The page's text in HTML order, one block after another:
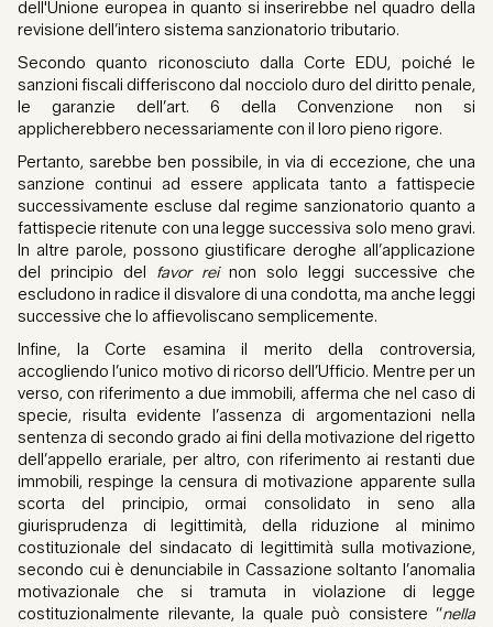
dell'Unione europea in quanto si inserirebbe nel quadro della
revisione dell’intero sistema sanzionatorio tributario.
Secondo quanto riconosciuto dalla Corte EDU, poiché le
sanzioni fiscali differiscono dal nocciolo duro del diritto penale,
le garanzie dell’art. 6 della Convenzione non si
applicherebbero necessariamente con il loro pieno rigore.
Pertanto, sarebbe ben possibile, in via di eccezione, che una
sanzione continui ad essere applicata tanto a fattispecie
successivamente escluse dal regime sanzionatorio quanto a
fattispecie ritenute con una legge successiva solo meno gravi.
In altre parole, possono giustificare deroghe all’applicazione
del principio del favor reinon solo leggi successive che
escludono in radice il disvalore di una condotta, ma anche leggi
successive che lo affievoliscano semplicemente.
Infine, la Corte esamina il merito della controversia,
accogliendo l’unico motivo di ricorso dell’Ufficio. Mentre per un
verso, con riferimento a due immobili, afferma che nel caso di
specie, risulta evidente l’assenza di argomentazioni nella
sentenza di secondo grado ai fini della motivazione del rigetto
dell’appello erariale, per altro, con riferimento ai restanti due
immobili, respinge la censura di motivazione apparente sulla
scorta del principio, ormai consolidato in seno alla
giurisprudenza di legittimità, della riduzione al minimo
costituzionale del sindacato di legittimità sulla motivazione,
secondo cui è denunciabile in Cassazione soltanto l’anomalia
motivazionale che si tramuta in violazione di legge
costituzionalmente rilevante, la quale può consistere “nella